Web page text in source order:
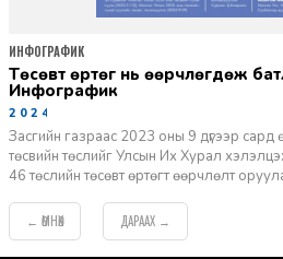
Төсөвт өртөг нь өөрчлөгдөж батлагдсан төслүүд -
Инфографик
2024-03-12
Засгийн газраас 2023 оны 9 дүгээр сард
төсвийн төслийг Улсын Их Хурал
46 төслийн төсөвт өртөгт өөрчлөлт
ИНФОГРАФИК
← ӨМНӨХ ДАРААХ →